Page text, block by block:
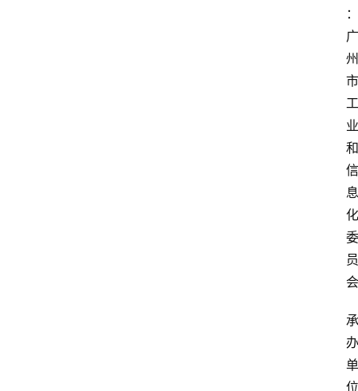
：
广
州
市
工
业
和
信
息
化
委
员
会
承
办
单
位